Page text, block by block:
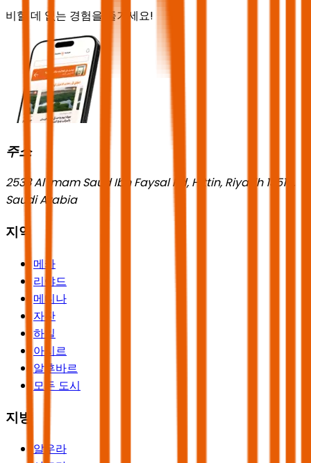
비할 데 없는 경험을 즐기세요!
주소
2533 Al Imam Saud Ibn Faysal Rd, Hittin, Riyadh 13518,
Saudi Arabia
지역
메카
리야드
메디나
자잔
하일
아시르
알후바르
모든 도시
지방
알우라